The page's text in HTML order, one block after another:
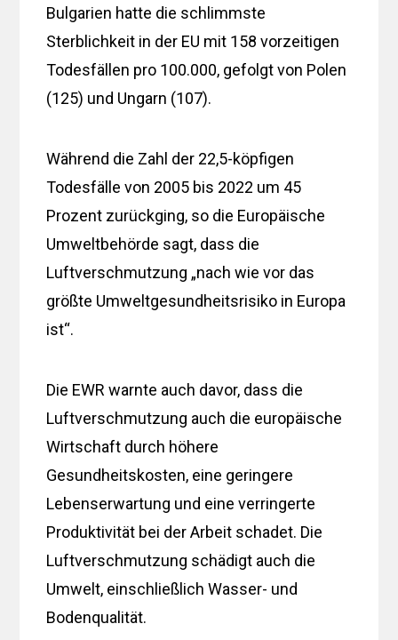
Bulgarien hatte die schlimmste
Sterblichkeit in der EU mit 158 ​​vorzeitigen
Todesfällen pro 100.000, gefolgt von Polen
(125) und Ungarn (107).
Während die Zahl der 22,5-köpfigen
Todesfälle von 2005 bis 2022 um 45
Prozent zurückging, so die Europäische
Umweltbehörde sagt, dass die
Luftverschmutzung „nach wie vor das
größte Umweltgesundheitsrisiko in Europa
ist“.
Die EWR warnte auch davor, dass die
Luftverschmutzung auch die europäische
Wirtschaft durch höhere
Gesundheitskosten, eine geringere
Lebenserwartung und eine verringerte
Produktivität bei der Arbeit schadet. Die
Luftverschmutzung schädigt auch die
Umwelt, einschließlich Wasser- und
Bodenqualität.